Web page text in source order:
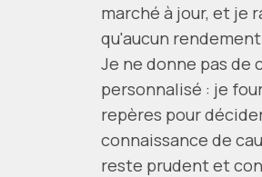
marché à jour, et je
qu'aucun
Je ne donne pas de
personnalisé : je
repères pour
connaissance de
reste prudent et